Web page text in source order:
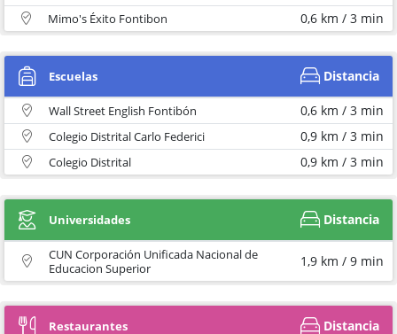
Mimo's Éxito Fontibon 0,6 km / 3 min
Escuelas Distancia
Wall Street English Fontibón 0,6 km / 3 min
Colegio Distrital Carlo Federici 0,9 km / 3 min
Colegio Distrital 0,9 km / 3 min
Universidades Distancia
CUN Corporación Unificada Nacional de
Educacion Superior
1,9 km / 9 min
Restaurantes Distancia